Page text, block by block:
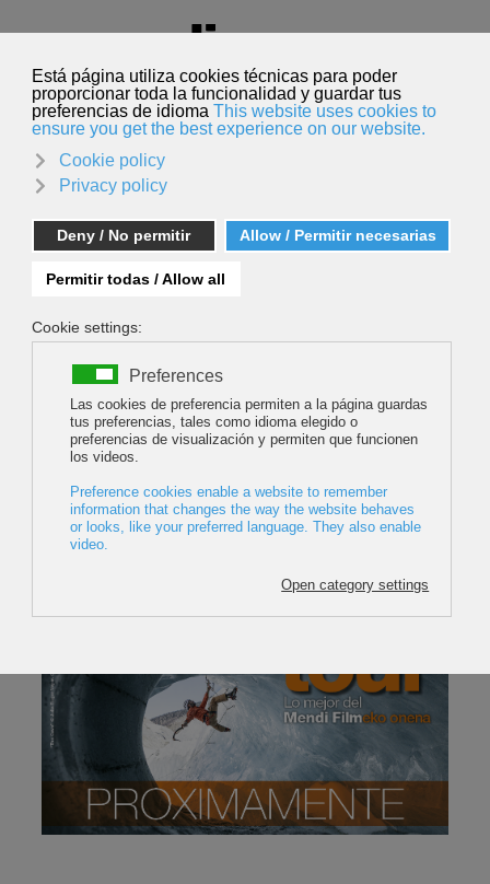
Seleccione su idioma
Español
Buscar